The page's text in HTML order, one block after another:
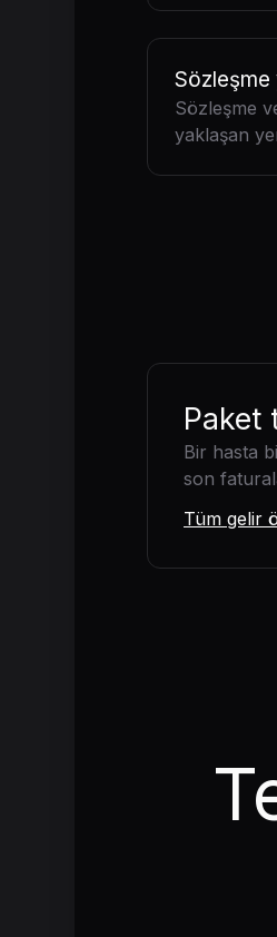
Sözleşme
Sözleşme
yaklaşan
Paket
Bir hasta
son
Tüm gelir